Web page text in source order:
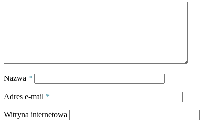
Nazwa *
Adres e-mail *
Witryna internetowa